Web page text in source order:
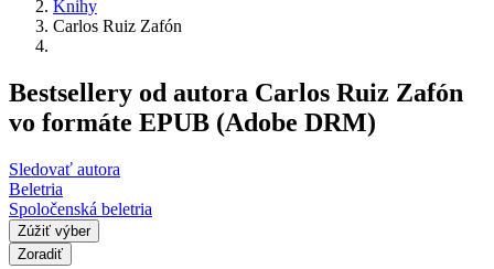
Knihy
Carlos Ruiz Zafón
Bestsellery od autora Carlos Ruiz Zafón
vo formáte EPUB (Adobe DRM)
Sledovať autora
Beletria
Spoločenská beletria
Zúžiť výber
Zoradiť